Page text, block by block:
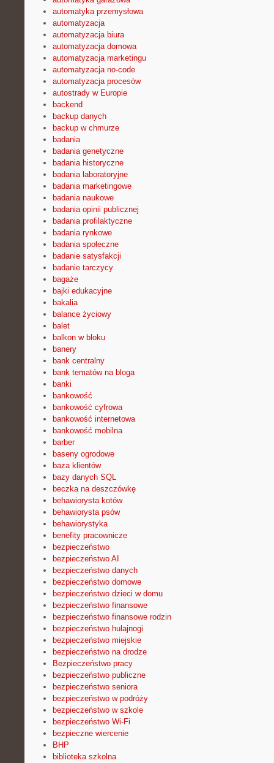
automatyka przemysłowa
automatyzacja
automatyzacja biura
automatyzacja domowa
automatyzacja marketingu
automatyzacja no-code
automatyzacja procesów
autostrady w Europie
backend
backup danych
backup w chmurze
badania
badania genetyczne
badania historyczne
badania laboratoryjne
badania marketingowe
badania naukowe
badania opinii publicznej
badania profilaktyczne
badania rynkowe
badania społeczne
badanie satysfakcji
badanie tarczycy
bagaże
bajki edukacyjne
bakalia
balance życiowy
balet
balkon w bloku
banery
bank centralny
bank tematów na bloga
banki
bankowość
bankowość cyfrowa
bankowość internetowa
bankowość mobilna
barber
baseny ogrodowe
baza klientów
bazy danych SQL
beczka na deszczówkę
behawiorysta kotów
behawiorysta psów
behawiorystyka
benefity pracownicze
bezpieczeństwo
bezpieczeństwo AI
bezpieczeństwo danych
bezpieczeństwo domowe
bezpieczeństwo dzieci w domu
bezpieczeństwo finansowe
bezpieczeństwo finansowe rodzin
bezpieczeństwo hulajnogi
bezpieczeństwo miejskie
bezpieczeństwo na drodze
Bezpieczeństwo pracy
bezpieczeństwo publiczne
bezpieczeństwo seniora
bezpieczeństwo w podróży
bezpieczeństwo w szkole
bezpieczeństwo Wi-Fi
bezpieczne wiercenie
BHP
biblioteka szkolna